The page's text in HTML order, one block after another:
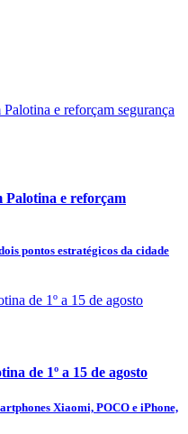
Palotina e reforçam
pontos estratégicos da cidade
de 1º a 15 de agosto
Xiaomi, POCO e iPhone,